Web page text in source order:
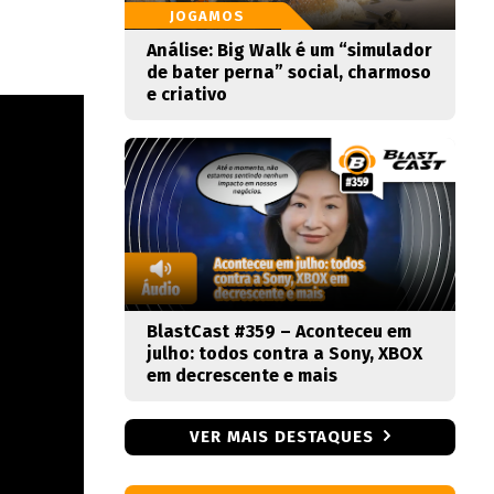
JOGAMOS
Análise: Big Walk é um “simulador
de bater perna” social, charmoso
e criativo
BlastCast #359 – Aconteceu em
julho: todos contra a Sony, XBOX
em decrescente e mais
VER MAIS DESTAQUES